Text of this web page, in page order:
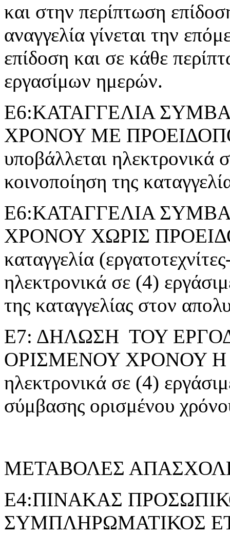
και στην περίπτωση
αναγγελία γίνεται την
επίδοση και σε κάθε
εργασίμων ημερών.
Ε6:ΚΑΤΑΓΓΕΛΙΑ
ΧΡΟΝΟΥ ΜΕ
υποβάλλεται ηλεκτρονικά
κοινοποίηση της
Ε6:ΚΑΤΑΓΓΕΛΙΑ
ΧΡΟΝΟΥ ΧΩΡΙΣ
καταγγελία
ηλεκτρονικά σε (4)
της καταγγελίας στον
Ε7: ΔΗΛΩΣΗ ΤΟΥ
ΟΡΙΣΜΕΝΟΥ ΧΡΟΝΟΥ Η
ηλεκτρονικά σε (4)
σύμβασης ορισμένου
ΜΕΤΑΒΟΛΕΣ
Ε4:ΠΙΝΑΚΑΣ
ΣΥΜΠΛΗΡΩΜΑΤΙΚΟΣ